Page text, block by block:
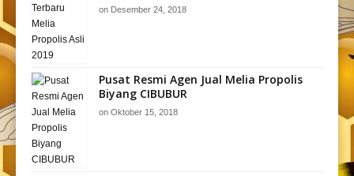
on Desember 24, 2018
Pusat Resmi Agen Jual Melia Propolis
Biyang CIBUBUR
on Oktober 15, 2018